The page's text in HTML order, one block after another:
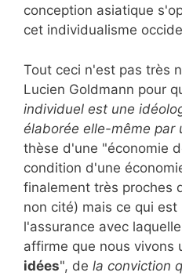
conception asiatique
cet individualisme
Tout ceci n'est pas très
Lucien Goldmann pour
individuel est une
élaborée elle-même par
thèse d'une "économie
condition d'une
finalement très proches
non cité) mais ce qui
l'assurance avec
affirme que nous vivons
idées", de la conviction